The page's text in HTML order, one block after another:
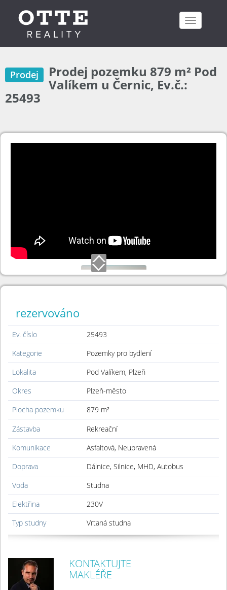
Toggle
navigation
Prodej Prodej pozemku 879 m² Pod
Valíkem u Černic, Ev.č.:
25493
rezervováno
Ev. číslo
25493
Kategorie
Pozemky pro bydlení
Lokalita
Pod Valíkem, Plzeň
Okres
Plzeň-město
Plocha pozemku
879 m²
Stavba
Rekreační chata
Zástavba
Rekreační
Komunikace
Asfaltová, Neupravená
Doprava
Dálnice, Silnice, MHD, Autobus
Voda
Studna
Elektřina
230V
Typ studny
Vrtaná studna
KONTAKTUJTE
MAKLÉŘE